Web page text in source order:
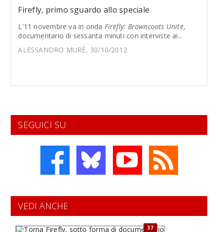
Firefly, primo sguardo allo speciale
L'11 novembre va in onda Firefly: Browncoats Unite,
documentario di sessanta minuti con interviste ai...
ALESSANDRO MURÈ, 30/10/2012
SEGUICI SU
VEDI ANCHE
37